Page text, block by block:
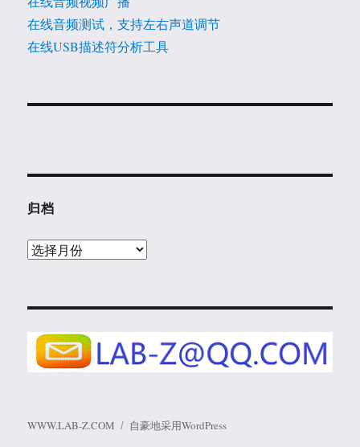
在线音频测试，支持左右声道调节
在线USB描述符分析工具
归档
归
WWW.LAB-Z.COM 自豪地采用WordPress